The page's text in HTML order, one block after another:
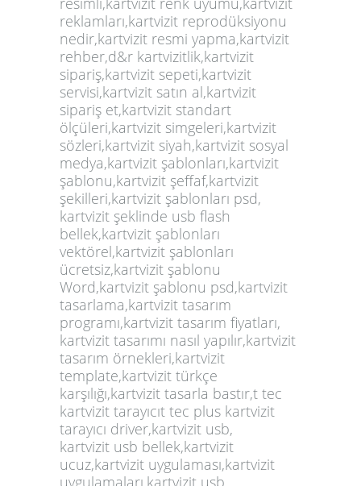
reklamları,kartvizit reprodüksiyonu
nedir,kartvizit resmi yapma,kartvizit
rehber,d&r kartvizitlik,kartvizit
sipariş,kartvizit sepeti,kartvizit
servisi,kartvizit satın al,kartvizit
sipariş et,kartvizit standart
ölçüleri,kartvizit simgeleri,kartvizit
sözleri,kartvizit siyah,kartvizit sosyal
medya,kartvizit şablonları,kartvizit
şablonu,kartvizit şeffaf,kartvizit
şekilleri,kartvizit şablonları psd,
kartvizit şeklinde usb flash
bellek,kartvizit şablonları
vektörel,kartvizit şablonları
ücretsiz,kartvizit şablonu
Word,kartvizit şablonu psd,kartvizit
tasarlama,kartvizit tasarım
programı,kartvizit tasarım fiyatları,
kartvizit tasarımı nasıl yapılır,kartvizit
tasarım örnekleri,kartvizit
template,kartvizit türkçe
karşılığı,kartvizit tasarla bastır,t tec
kartvizit tarayıcıt tec plus kartvizit
tarayıcı driver,kartvizit usb,
kartvizit usb bellek,kartvizit
ucuz,kartvizit uygulaması,kartvizit
uygulamaları,kartvizit usb